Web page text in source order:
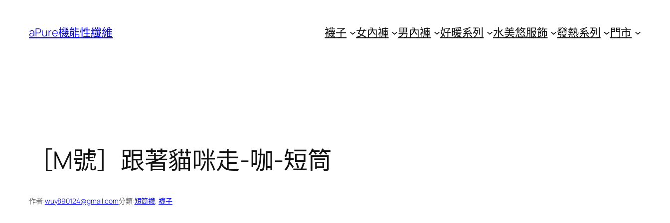
aPure機能性纖維 襪子 女內褲 男內褲 好暖系列 水美悠服飾 發熱系列 門市
［M號］跟著貓咪走-咖-短筒
作者:wuy890124@gmail.com分類:短筒襪, 襪子